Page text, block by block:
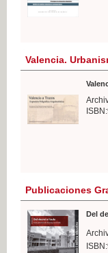
Valencia.
Publicaciones
Del